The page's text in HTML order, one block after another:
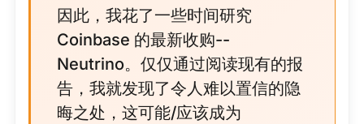
因此，我花了一些时间研究
Coinbase 的最新收购--
Neutrino。仅仅通过阅读现有的报
告，我就发现了令人难以置信的隐
晦之处，这可能/应该成为